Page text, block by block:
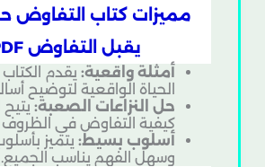
مميزات كتاب التفاوض
يقبل التفاوض PDF:
أمثلة واقعية:يقدم
الحياة الواقعية لتوضيح
حل النزاعات الصعبة:
كيفية التفاوض في الظروف
أسلوب بسيط:يتميز
وسهل الفهم يناسب الجميع.